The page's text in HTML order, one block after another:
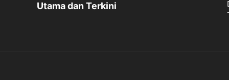
Utama dan Terkini